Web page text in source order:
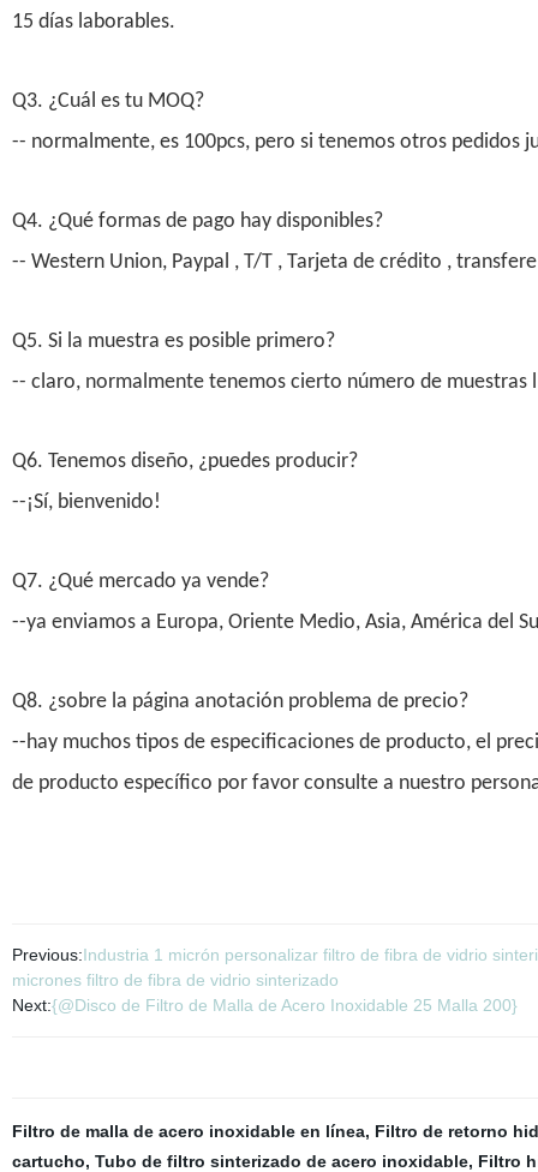
15 días laborables.
Q3. ¿Cuál es tu MOQ?
-- normalmente, es 100pcs, pero si tenemos otros pedidos
Q4. ¿Qué formas de pago hay disponibles?
-- Western Union, Paypal , T/T , Tarjeta de crédito ,
Q5. Si la muestra es posible primero?
-- claro, normalmente tenemos cierto número de muestras
Q6. Tenemos diseño, ¿puedes producir?
--¡Sí, bienvenido!
Q7. ¿Qué mercado ya vende?
--ya enviamos a Europa, Oriente Medio, Asia, América del
Q8. ¿sobre la página anotación problema de precio?
--hay muchos tipos de especificaciones de producto, el
de producto específico por favor consulte a nuestro
Previous:Industria 1 micrón personalizar filtro de fibra de vidrio
micrones filtro de fibra de vidrio sinterizado
Next:{@Disco de Filtro de Malla de Acero Inoxidable 25 Malla 200}
Filtro de malla de acero inoxidable en línea, Filtro de retorno
cartucho, Tubo de filtro sinterizado de acero inoxidable, Filtro